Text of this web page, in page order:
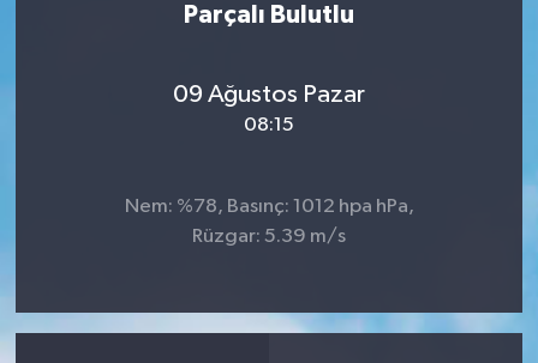
Parçalı Bulutlu
09 Ağustos Pazar
08:15
Nem: %78, Basınç: 1012 hpa hPa,
Rüzgar: 5.39 m/s